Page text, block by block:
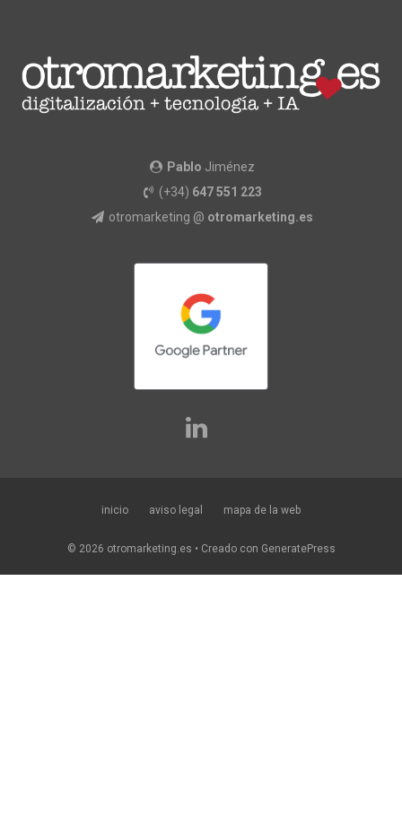
Pablo Jiménez
(+34) 647 551 223
otromarketing @ otromarketing.es
inicio aviso legal mapa de la web
© 2026 otromarketing.es • Creado con GeneratePress